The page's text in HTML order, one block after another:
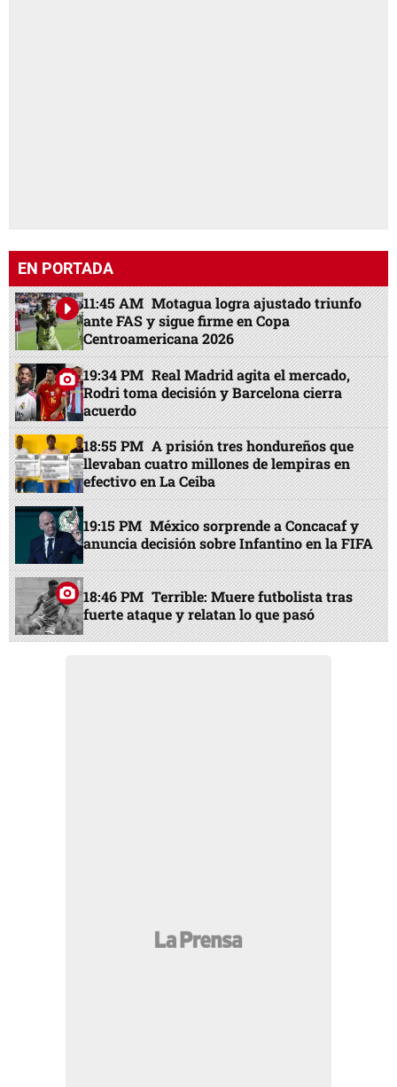
EN PORTADA
11:45 AM Motagua logra ajustado triunfo
ante FAS y sigue firme en Copa
Centroamericana 2026
19:34 PM Real Madrid agita el mercado,
Rodri toma decisión y Barcelona cierra
acuerdo
18:55 PM A prisión tres hondureños que
llevaban cuatro millones de lempiras en
efectivo en La Ceiba
19:15 PM México sorprende a Concacaf y
anuncia decisión sobre Infantino en la FIFA
18:46 PM Terrible: Muere futbolista tras
fuerte ataque y relatan lo que pasó